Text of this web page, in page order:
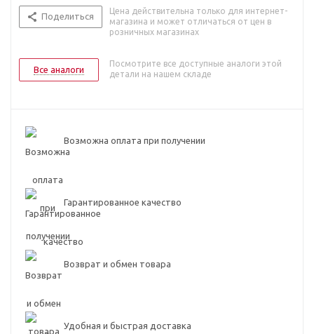
Поделиться
Цена действительна только для интернет-
магазина и может отличаться от цен в
розничных магазинах
Все аналоги
Посмотрите все доступные аналоги этой
детали на нашем складе
Возможна оплата при получении
Гарантированное качество
Возврат и обмен товара
Удобная и быстрая доставка